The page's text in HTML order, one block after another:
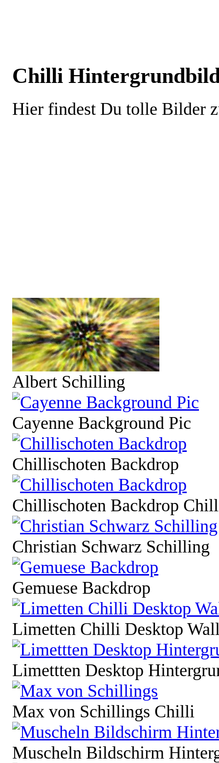
Chilli
Hier findest Du tolle Bilder
Albert Schilling
Cayenne Background Pic
Chillischoten Backdrop
Chillischoten Backdrop
Christian Schwarz Schilling
Gemuese Backdrop
Limetten Chilli Desktop
Limettten Desktop
Max von Schillings Chilli
Muscheln Bildschirm